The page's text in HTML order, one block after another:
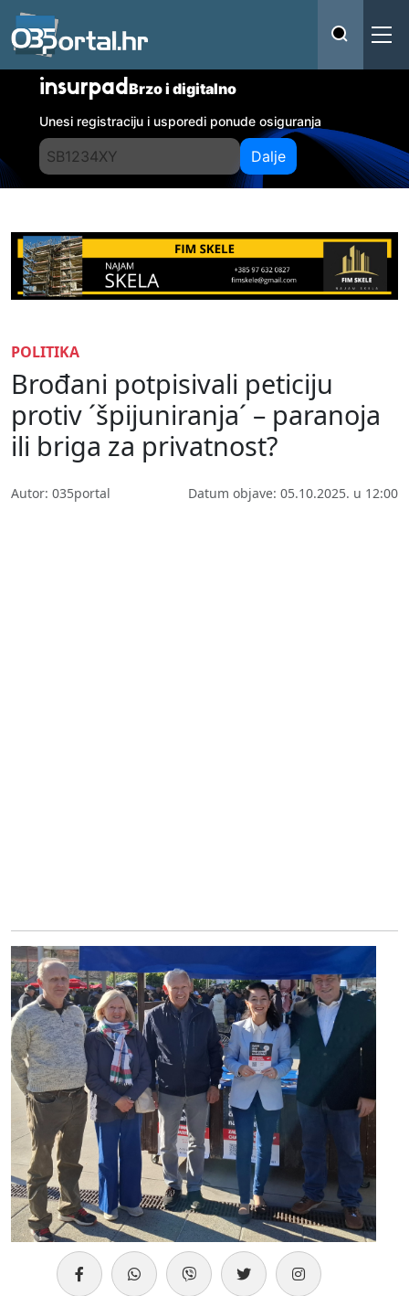
insurpadBrzo i digitalno
Unesi registraciju i usporedi ponude osiguranja
Dalje
POLITIKA
Brođani potpisivali peticiju
protiv ´špijuniranja´ – paranoja
ili briga za privatnost?
Autor: 035portal Datum objave: 05.10.2025. u 12:00